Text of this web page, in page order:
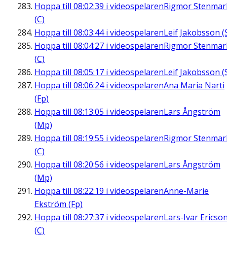
Hoppa till 08:02:39 i videospelarenRigmor
(C)
Hoppa till 08:03:44i videospelarenLeif Jakobsson
Hoppa till 08:04:27 i videospelarenRigmor
(C)
Hoppa till 08:05:17 i videospelarenLeif Jakobsson
Hoppa till 08:06:24i videospelarenAna Maria Narti
(Fp)
Hoppa till 08:13:05 i videospelarenLars Ångström
(Mp)
Hoppa till 08:19:55 i videospelarenRigmor
(C)
Hoppa till 08:20:56 i videospelarenLars Ångström
(Mp)
Hoppa till 08:22:19 i videospelarenAnne-Marie
Ekström (Fp)
Hoppa till 08:27:37 i videospelarenLars-Ivar
(C)